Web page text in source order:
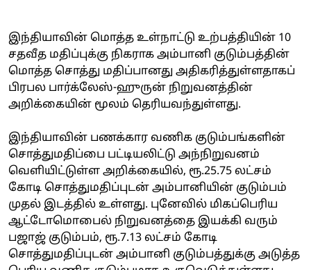
இந்தியாவின் மொத்த உள்நாட்டு உற்பத்தியின் 10
சதவீத மதிப்புக்கு நிகராக அம்பானி குடும்பத்தின்
மொத்த சொத்து மதிப்பானது அதிகரித்துள்ளதாகப்
பிரபல பார்க்லேஸ்-ஹுருன் நிறுவனத்தின்
அறிக்கையின் மூலம் தெரியவந்துள்ளது.
இந்தியாவின் பணக்கார வணிக குடும்பங்களின்
சொத்துமதிப்பை பட்டியலிட்டு அந்நிறுவனம்
வெளியிட்டுள்ள அறிக்கையில், ரூ.25.75 லட்சம்
கோடி சொத்துமதிப்புடன் அம்பானியின் குடும்பம்
முதல் இடத்தில் உள்ளது. புனேவில் மிகப்பெரிய
ஆட்டோமொபைல் நிறுவனத்தை இயக்கி வரும்
பஜாஜ் குடும்பம், ரூ.7.13 லட்சம் கோடி
சொத்துமதிப்புடன் அம்பானி குடும்பத்துக்கு அடுத்த